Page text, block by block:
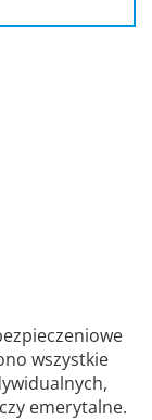
wszystkie
emerytalne.